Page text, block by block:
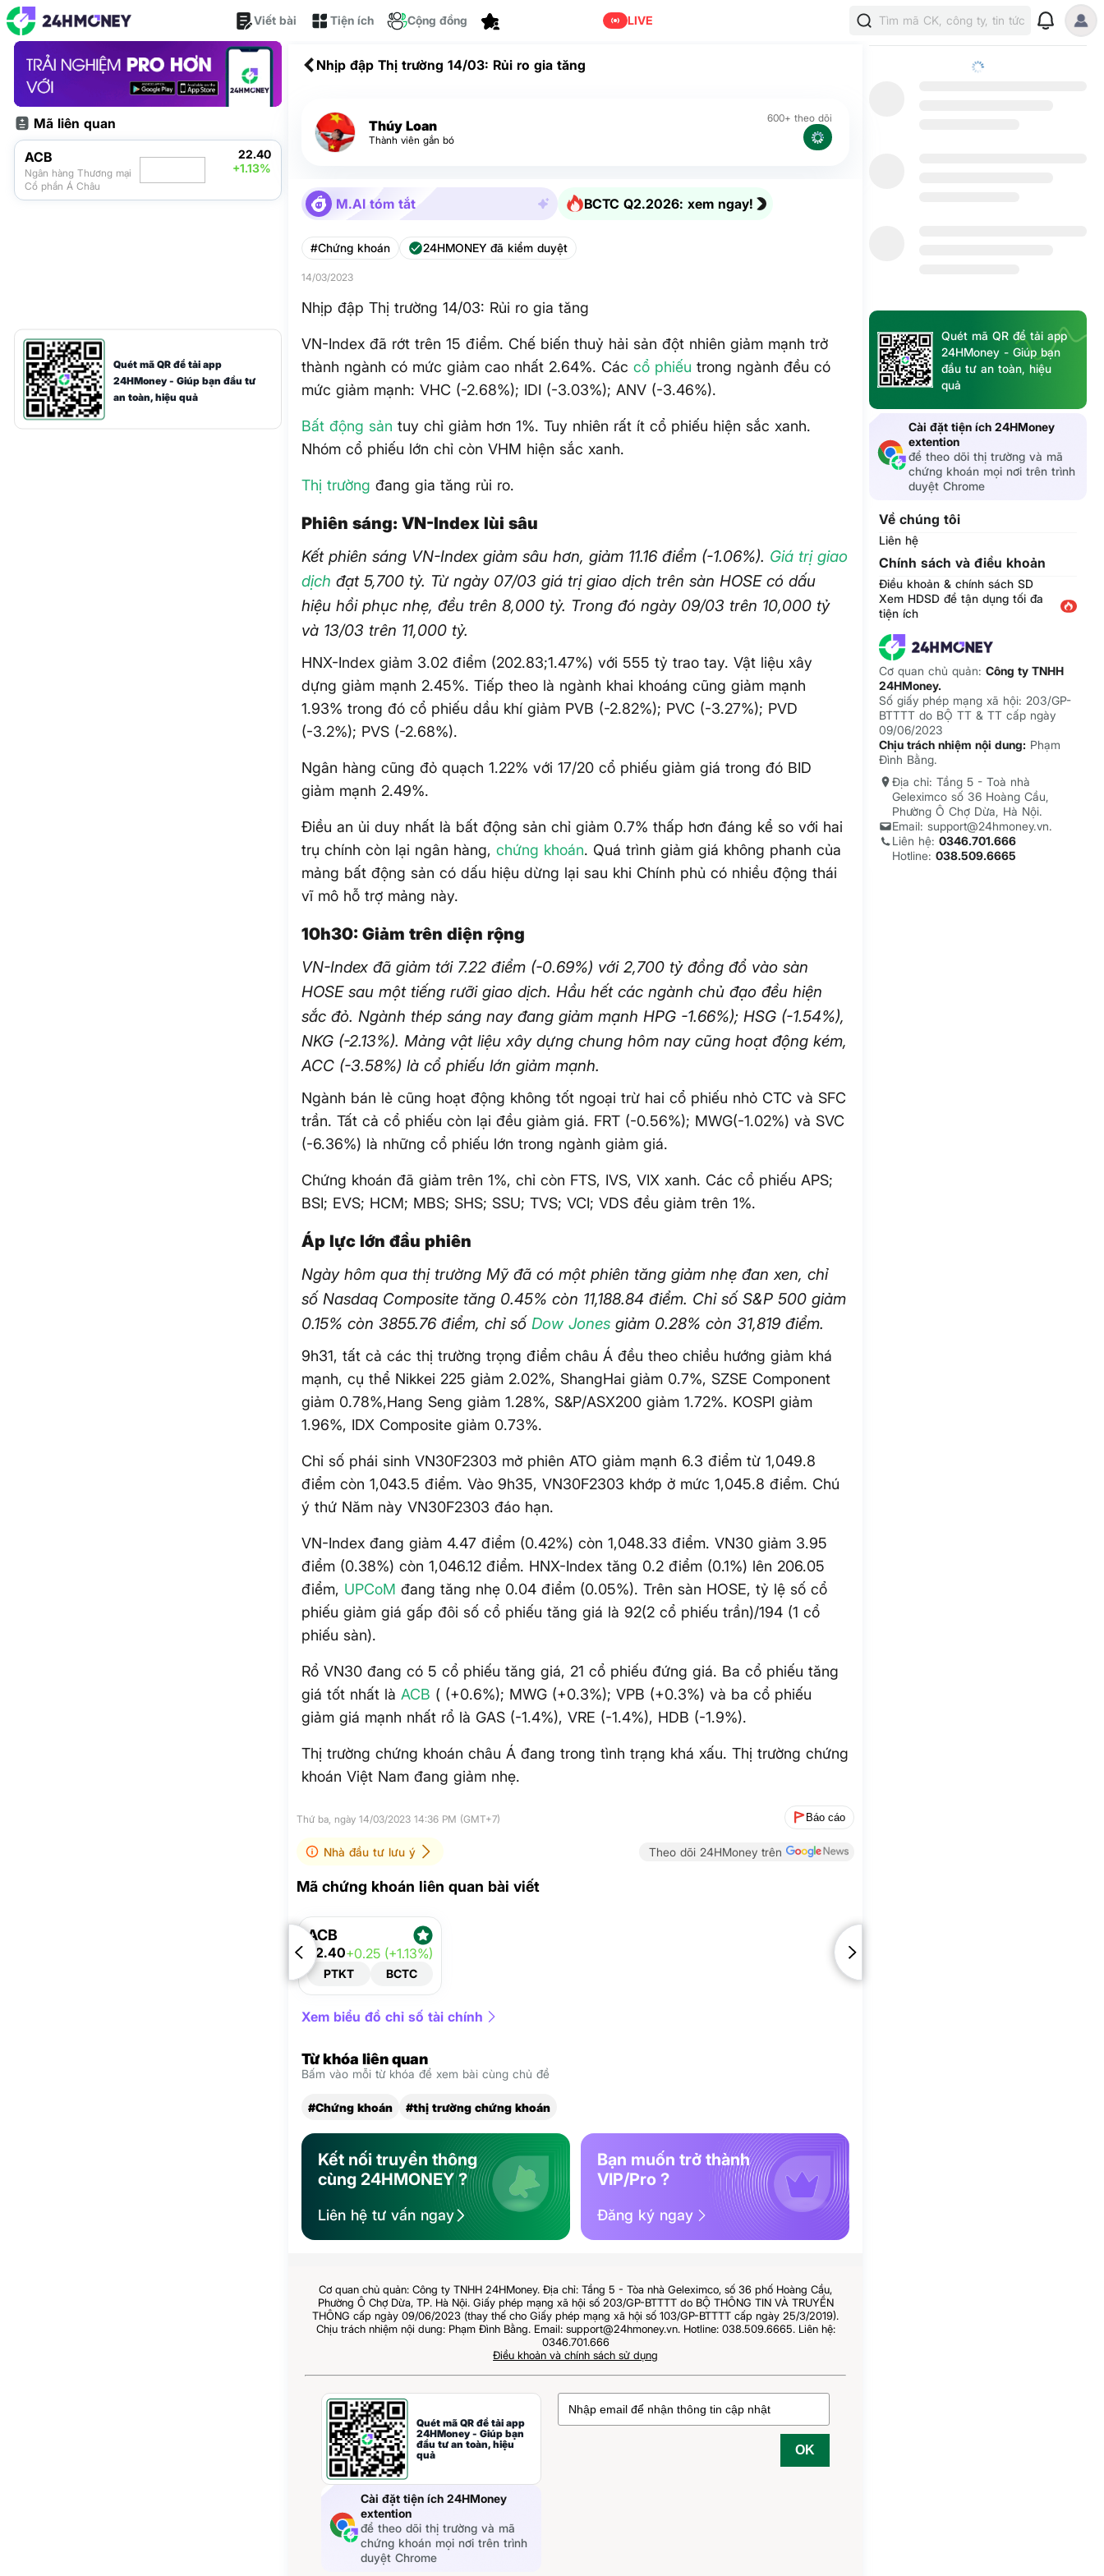
Viết bài Tiện ích Cộng đồng LIVE Tìm mã CK, công ty, tin tức
Mã liên quan
ACB
Ngân hàng Thương mại
Cổ phần Á Châu
22.40
+1.13%
Quét mã QR để tải app
24HMoney - Giúp bạn đầu tư
an toàn, hiệu quả
Nhịp đập Thị trường 14/03: Rủi ro gia tăng
Thúy Loan
Thành viên gắn bó
600+ theo dõi
M.AI tóm tắt BCTC Q2.2026: xem ngay!
#Chứng khoán 24HMONEY đã kiểm duyệt
14/03/2023
Nhịp đập Thị trường 14/03: Rủi ro gia tăng
VN-Index đã rớt trên 15 điểm. Chế biến thuỷ hải sản đột nhiên giảm mạnh trở
thành ngành có mức giảm cao nhất 2.64%. Cáccổ phiếu trong ngành đều có
mức giảm mạnh: VHC (-2.68%); IDI (-3.03%); ANV (-3.46%).
Bất động sản tuy chỉ giảm hơn 1%. Tuy nhiên rất ít cổ phiếu hiện sắc xanh.
Nhóm cổ phiếu lớn chỉ còn VHM hiện sắc xanh.
Thị trường đang gia tăng rủi ro.
Phiên sáng: VN-Index lùi sâu
Kết phiên sáng VN-Index giảm sâu hơn, giảm 11.16 điểm (-1.06%). Giá trị giao
dịch đạt 5,700 tỷ. Từ ngày 07/03 giá trị giao dịch trên sàn HOSE có dấu
hiệu hồi phục nhẹ, đều trên 8,000 tỷ. Trong đó ngày 09/03 trên 10,000 tỷ
và 13/03 trên 11,000 tỷ.
HNX-Index giảm 3.02 điểm (202.83;1.47%) với 555 tỷ trao tay. Vật liệu xây
dựng giảm mạnh 2.45%. Tiếp theo là ngành khai khoáng cũng giảm mạnh
1.93% trong đó cổ phiếu dầu khí giảm PVB (-2.82%); PVC (-3.27%); PVD
(-3.2%); PVS (-2.68%).
Ngân hàng cũng đỏ quạch 1.22% với 17/20 cổ phiếu giảm giá trong đó BID
giảm mạnh 2.49%.
Điều an ủi duy nhất là bất động sản chỉ giảm 0.7% thấp hơn đáng kể so với hai
trụ chính còn lại ngân hàng,chứng khoán. Quá trình giảm giá không phanh của
mảng bất động sản có dấu hiệu dừng lại sau khi Chính phủ có nhiều động thái
vĩ mô hỗ trợ mảng này.
10h30: Giảm trên diện rộng
VN-Index đã giảm tới 7.22 điểm (-0.69%) với 2,700 tỷ đồng đổ vào sàn
HOSE sau một tiếng rưỡi giao dịch. Hầu hết các ngành chủ đạo đều hiện
sắc đỏ. Ngành thép sáng nay đang giảm mạnh HPG -1.66%); HSG (-1.54%),
NKG (-2.13%). Mảng vật liệu xây dựng chung hôm nay cũng hoạt động kém,
ACC (-3.58%) là cổ phiếu lớn giảm mạnh.
Ngành bán lẻ cũng hoạt động không tốt ngoại trừ hai cổ phiếu nhỏ CTC và SFC
trần. Tất cả cổ phiếu còn lại đều giảm giá. FRT (-0.56%); MWG(-1.02%) và SVC
(-6.36%) là những cổ phiếu lớn trong ngành giảm giá.
Chứng khoán đã giảm trên 1%, chỉ còn FTS, IVS, VIX xanh. Các cổ phiếu APS;
BSI; EVS; HCM; MBS; SHS; SSU; TVS; VCI; VDS đều giảm trên 1%.
Áp lực lớn đầu phiên
Ngày hôm qua thị trường Mỹ đã có một phiên tăng giảm nhẹ đan xen, chỉ
số Nasdaq Composite tăng 0.45% còn 11,188.84 điểm. Chỉ số S&P 500 giảm
0.15% còn 3855.76 điểm, chỉ sốDow Jones giảm 0.28% còn 31,819 điểm.
9h31, tất cả các thị trường trọng điểm châu Á đều theo chiều hướng giảm khá
mạnh, cụ thể Nikkei 225 giảm 2.02%, ShangHai giảm 0.7%, SZSE Component
giảm 0.78%,Hang Seng giảm 1.28%, S&P/ASX200 giảm 1.72%. KOSPI giảm
1.96%, IDX Composite giảm 0.73%.
Chỉ số phái sinh VN30F2303 mở phiên ATO giảm mạnh 6.3 điểm từ 1,049.8
điểm còn 1,043.5 điểm. Vào 9h35, VN30F2303 khớp ở mức 1,045.8 điểm. Chú
ý thứ Năm này VN30F2303 đáo hạn.
VN-Index đang giảm 4.47 điểm (0.42%) còn 1,048.33 điểm. VN30 giảm 3.95
điểm (0.38%) còn 1,046.12 điểm. HNX-Index tăng 0.2 điểm (0.1%) lên 206.05
điểm, UPCoM đang tăng nhẹ 0.04 điểm (0.05%). Trên sàn HOSE, tỷ lệ số cổ
phiếu giảm giá gấp đôi số cổ phiếu tăng giá là 92(2 cổ phiếu trần)/194 (1 cổ
phiếu sàn).
Rổ VN30 đang có 5 cổ phiếu tăng giá, 21 cổ phiếu đứng giá. Ba cổ phiếu tăng
giá tốt nhất làACB ( (+0.6%); MWG (+0.3%); VPB (+0.3%) và ba cổ phiếu
giảm giá mạnh nhất rổ là GAS (-1.4%), VRE (-1.4%), HDB (-1.9%).
Thị trường chứng khoán châu Á đang trong tình trạng khá xấu. Thị trường chứng
khoán Việt Nam đang giảm nhẹ.
Thứ ba, ngày 14/03/2023 14:36 PM (GMT+7) Báo cáo
Nhà đầu tư lưu ý Theo dõi 24HMoney trên
Mã chứng khoán liên quan bài viết
ACB
22.40+0.25 (+1.13%)
PTKT BCTC
Xem biểu đồ chỉ số tài chính
Từ khóa liên quan
Bấm vào mỗi từ khóa để xem bài cùng chủ đề
#Chứng khoán #thị trường chứng khoán
Kết nối truyền thông
cùng 24HMONEY ?
Liên hệ tư vấn ngay
Bạn muốn trở thành
VIP/Pro ?
Đăng ký ngay
Cơ quan chủ quản: Công ty TNHH 24HMoney. Địa chỉ: Tầng 5 - Tòa nhà Geleximco, số 36 phố Hoàng Cầu,
Phường Ô Chợ Dừa, TP. Hà Nội. Giấy phép mạng xã hội số 203/GP-BTTTT do BỘ THÔNG TIN VÀ TRUYỀN
THÔNG cấp ngày 09/06/2023 (thay thế cho Giấy phép mạng xã hội số 103/GP-BTTTT cấp ngày 25/3/2019).
Chịu trách nhiệm nội dung: Phạm Đình Bằng. Email: support@24hmoney.vn. Hotline: 038.509.6665. Liên hệ:
0346.701.666
Điều khoản và chính sách sử dụng
Quét mã QR để tải app
24HMoney - Giúp bạn
đầu tư an toàn, hiệu
quả
Cài đặt tiện ích 24HMoney
extention
để theo dõi thị trường và mã
chứng khoán mọi nơi trên trình
duyệt Chrome
OK
Quét mã QR để tải app
24HMoney - Giúp bạn
đầu tư an toàn, hiệu
quả
Cài đặt tiện ích 24HMoney
extention
để theo dõi thị trường và mã
chứng khoán mọi nơi trên trình
duyệt Chrome
Về chúng tôi
Liên hệ
Chính sách và điều khoản
Điều khoản & chính sách SD
Xem HDSD để tận dụng tối đa
tiện ích
Cơ quan chủ quản:Công ty TNHH
24HMoney.
Số giấy phép mạng xã hội: 203/GP-
BTTTT do BỘ TT & TT cấp ngày
09/06/2023
Chịu trách nhiệm nội dung: Phạm
Đình Bằng.
Địa chỉ: Tầng 5 - Toà nhà
Geleximco số 36 Hoàng Cầu,
Phường Ô Chợ Dừa, Hà Nội.
Email: support@24hmoney.vn.
Liên hệ:0346.701.666
Hotline:038.509.6665